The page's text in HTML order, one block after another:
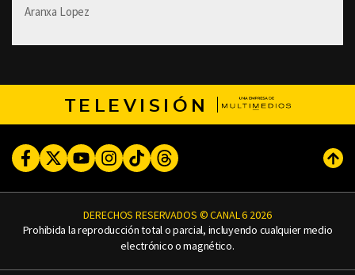
Aranxa Lopez
TELEVISIÓN
FacebookTwitterYoutubeInstagram
TikTokThreads
DERECHOS RESERVADOS © CANAL 6 2026
Prohibida la reproducción total o parcial, incluyendo cualquier medio
electrónico o magnético.